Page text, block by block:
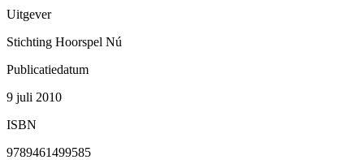
Uitgever
Stichting Hoorspel Nú
Publicatiedatum
9 juli 2010
ISBN
9789461499585